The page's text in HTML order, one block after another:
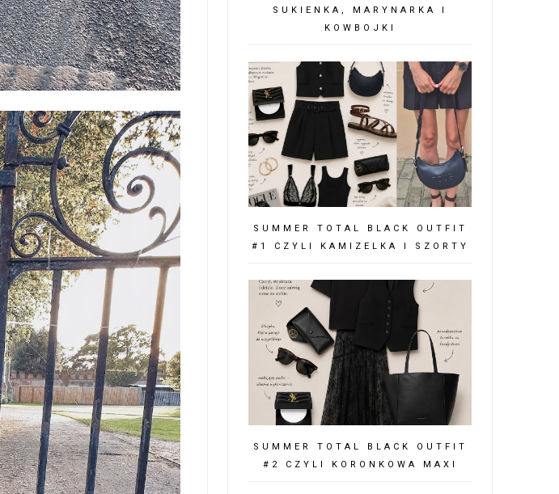
SUKIENKA, MARYNARKA I
KOWBOJKI
SUMMER TOTAL BLACK OUTFIT
#1 CZYLI KAMIZELKA I SZORTY
SUMMER TOTAL BLACK OUTFIT
#2 CZYLI KORONKOWA MAXI